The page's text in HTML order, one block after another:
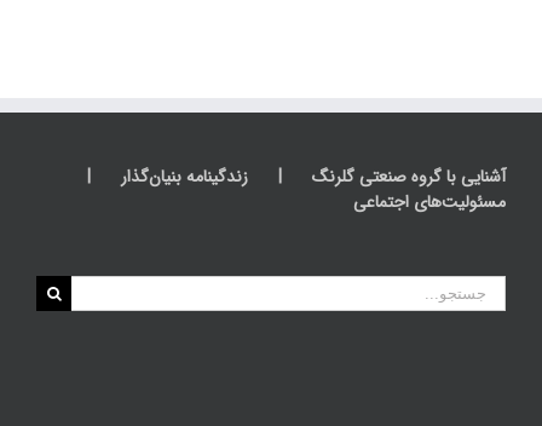
آشنایی با گروه صنعتی گلرنگ
زندگینامه بنیان‌گذار
مسئولیت‌های اجتماعی
جستجو
برای: